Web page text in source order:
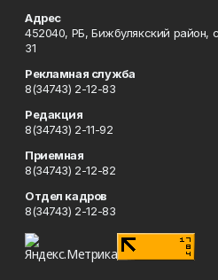
Адрес
452040, РБ, Бижбулякский район,
31
Рекламная служба
8(34743) 2-12-83
Редакция
8(34743) 2-11-92
Приемная
8(34743) 2-12-82
Отдел кадров
8(34743) 2-12-83